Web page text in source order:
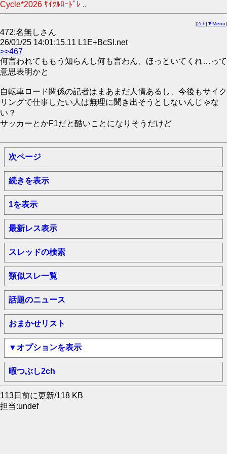
Cycle*2026 ｻｲｸﾙﾛｰﾄﾞﾚ ..
[2ch| ▼Menu]
472:名無しさん
26/01/25 14:01:15.11 L1E+BcSl.net
>>467
何言われてももう知らんし何も言わん、ほっといてくれ…って
意思表明かと
自転車ロード関係の記者はまあまだ人情あるし、今後もサイク
リングで仕事したい人は無理に聞き出そうとしないんじゃな
い？
サッカーとかF1だと酷いことになりそうだけど
次ページ
続きを表示
1を表示
最新レス表示
スレッドの検索
類似スレ一覧
話題のニュース
おまかせリスト
▼オプションを表示
暇つぶし2ch
113日前に更新/118 KB
担当:undef